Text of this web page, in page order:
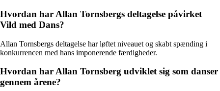
Hvordan har Allan Tornsbergs deltagelse påvirket
Vild med Dans?
Allan Tornsbergs deltagelse har løftet niveauet og skabt spænding i
konkurrencen med hans imponerende færdigheder.
Hvordan har Allan Tornsberg udviklet sig som danser
gennem årene?